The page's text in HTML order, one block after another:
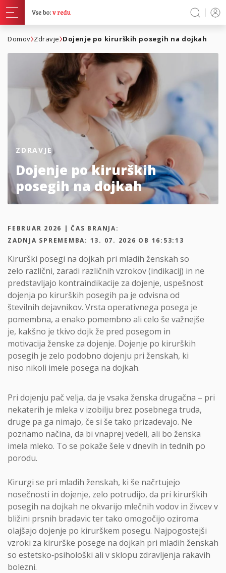
Domov Zdravje Dojenje po kirurških posegih na dojkah
ZDRAVJE
Dojenje po kirurških
posegih na dojkah
FEBRUAR 2026 | ČAS BRANJA:
ZADNJA SPREMEMBA: 13. 07. 2026 OB 16:53:13
Kirurški posegi na dojkah pri mladih ženskah so
zelo različni, zaradi različnih vzrokov (indikacij) in ne
predstavljajo kontraindikacije za dojenje, uspešnost
dojenja po kirurških posegih pa je odvisna od
številnih dejavnikov. Vrsta operativnega posega je
pomembna, a enako pomembno ali celo še važnejše
je, kakšno je tkivo dojk že pred posegom in
motivacija ženske za dojenje. Dojenje po kirurških
posegih je zelo podobno dojenju pri ženskah, ki
niso nikoli imele posega na dojkah.
Pri dojenju pač velja, da je vsaka ženska drugačna – pri
nekaterih je mleka v izobilju brez posebnega truda,
druge pa ga nimajo, če si še tako prizadevajo. Ne
poznamo načina, da bi vnaprej vedeli, ali bo ženska
imela mleko. To se pokaže šele v dnevih in tednih po
porodu.
Kirurgi se pri mladih ženskah, ki še načrtujejo
nosečnosti in dojenje, zelo potrudijo, da pri kirurških
posegih na dojkah ne okvarijo mlečnih vodov in živcev v
bližini prsnih bradavic ter tako omogočijo oziroma
olajšajo dojenje po kirurškem posegu. Najpogostejši
vzroki za kirurške posege na dojkah pri mladih ženskah
so estetsko‑psihološki ali v sklopu zdravljenja rakavih
bolezni.